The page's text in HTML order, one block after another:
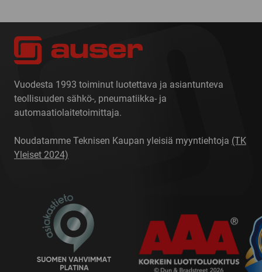
Vuodesta 1993 toiminut luotettava ja asiantunteva
teollisuuden sähkö-, pneumatiikka- ja
automaatiolaitetoimittaja.
Noudatamme Teknisen Kaupan yleisiä myyntiehtoja (TK
Yleiset 2024)